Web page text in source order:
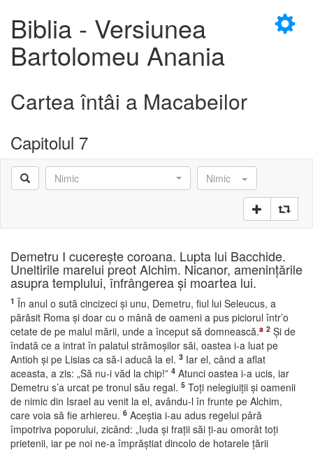
×
Biblia - Versiunea
Bartolomeu Anania
Cartea întâi a Macabeilor
Capitolul 7
Nimic Nimic
Demetru I cucereşte coroana. Lupta lui Bacchide.
Uneltirile marelui preot Alchim. Nicanor, ameninţările
asupra templului, înfrângerea şi moartea lui.
1 În anul o sută cincizeci şi unu, Demetru, fiul lui Seleucus, a
părăsit Roma şi doar cu o mână de oameni a pus piciorul într’o
cetate de pe malul mării, unde a început să domnească.a 2 Şi de
îndată ce a intrat în palatul strămoşilor săi, oastea i-a luat pe
Antioh şi pe Lisias ca să-i aducă la el. 3 Iar el, când a aflat
aceasta, a zis: „Să nu-i văd la chip!” 4 Atunci oastea i-a ucis, iar
Demetru s’a urcat pe tronul său regal. 5 Toţi nelegiuiţii şi oamenii
de nimic din Israel au venit la el, avându-l în frunte pe Alchim,
care voia să fie arhiereu. 6 Aceştia i-au adus regelui pâră
împotriva poporului, zicând: „Iuda şi fraţii săi ţi-au omorât toţi
prietenii, iar pe noi ne-a împrăştiat dincolo de hotarele ţării